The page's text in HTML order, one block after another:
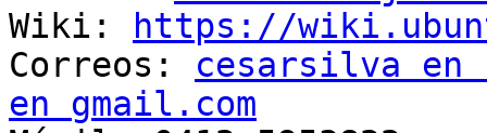
Wiki:
https://
Correos: cesarsilva en
en gmail.com